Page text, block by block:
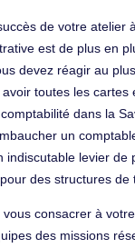
de votre atelier
est de plus en
devez réagir au
toutes les cartes
dans la
un
indiscutable levier de
des structures de
vous consacrer à
des missions